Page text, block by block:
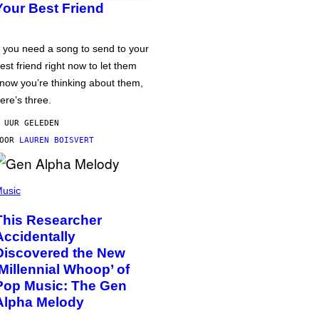
Best Friend
you need a song to send to your
friend right now to let them
you’re thinking about them,
three.
GELEDEN
LAUREN BOISVERT
Researcher
the New
Whoop’ of
Music: The Gen
Melody